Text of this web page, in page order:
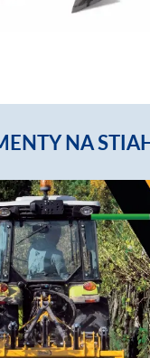
NA